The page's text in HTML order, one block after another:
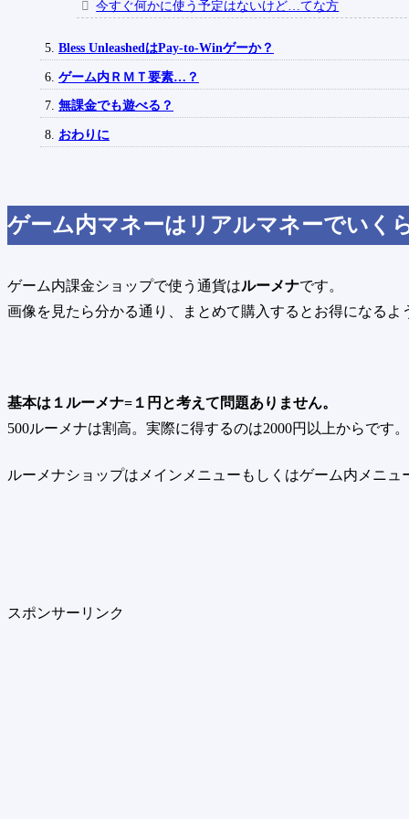
今すぐ何かに使う予定はないけど…てな方
Bless UnleashedはPay-to-Winゲーか？
ゲーム内ＲＭＴ要素…？
無課金でも遊べる？
おわりに
ゲーム内マネーはリアルマネーでいく
ゲーム内課金ショップで使う通貨はルーメナです。
画像を見たら分かる通り、まとめて購入するとお得になるよ
基本は１ルーメナ=１円と考えて問題ありません。
500ルーメナは割高。実際に得するのは2000円以上からです。
ルーメナショップはメインメニューもしくはゲーム内メニュ
スポンサーリンク